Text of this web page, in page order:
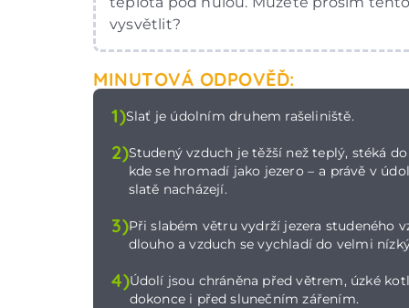
vysvětlit?
MINUTOVÁ ODPOVĚĎ:
1)Slať je údolním druhem rašeliniště.
2)Studený vzduch je těžší než teplý, stéká
kde se hromadí jako jezero –⁠⁠⁠⁠ a právě v
slatě nacházejí.
3)Při slabém větru vydrží jezera studeného
dlouho a vzduch se vychladí do velmi
4)Údolí jsou chráněna před větrem, úzké
dokonce i před slunečním zářením.